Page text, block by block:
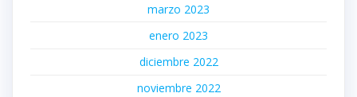
marzo 2023
enero 2023
diciembre 2022
noviembre 2022